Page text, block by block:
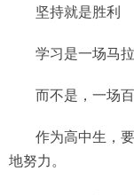
坚持就是胜利
学习是一场马拉
而不是，一场
作为高中生，
地努力。